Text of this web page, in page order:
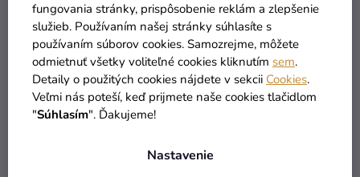
fungovania stránky, prispôsobenie reklám a zlepšenie
služieb. Používaním našej stránky súhlasíte s
používaním súborov cookies. Samozrejme, môžete
odmietnuť všetky voliteľné cookies kliknutím sem.
Detaily o použitých cookies nájdete v sekcii Cookies.
Veľmi nás poteší, keď prijmete naše cookies tlačidlom
"Súhlasím". Ďakujeme!
Nastavenie
5,09 €
DO KOŠÍKA
3,19 €
DO KOŠÍKA